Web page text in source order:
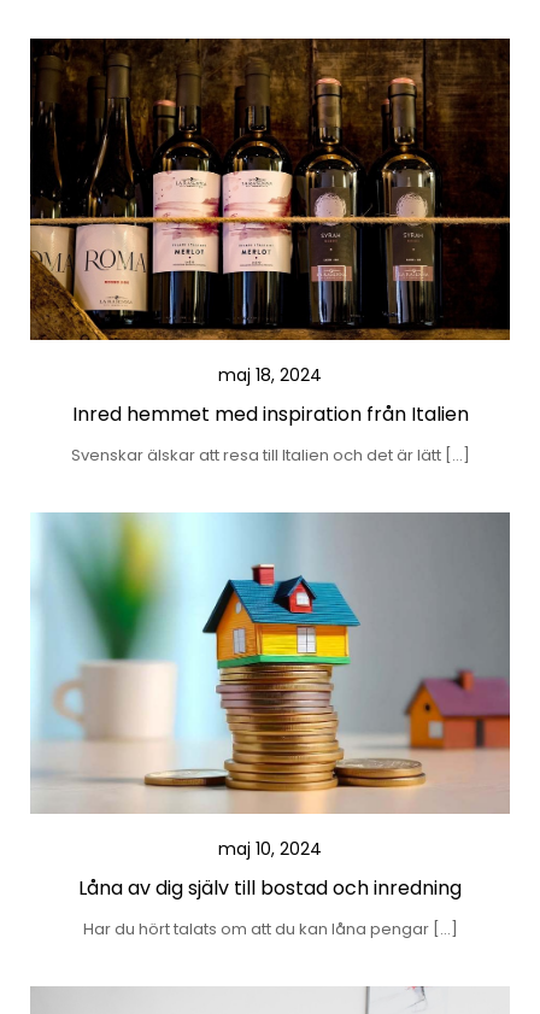
maj 18, 2024
Inred hemmet med inspiration från Italien
Svenskar älskar att resa till Italien och det är lätt […]
maj 10, 2024
Låna av dig själv till bostad och inredning
Har du hört talats om att du kan låna pengar […]